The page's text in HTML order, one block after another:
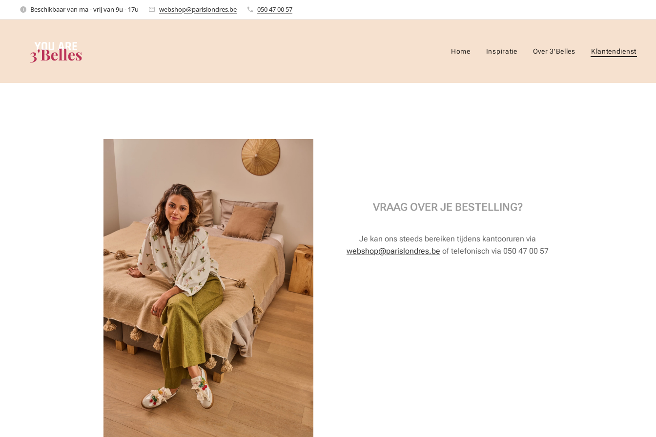
Beschikbaar van ma - vrij van 9u - 17u webshop@parislondres.be 050 47 00 57
Home Inspiratie Over 3'Belles Klantendienst
VRAAG OVER JE BESTELLING?
Je kan ons steeds bereiken tijdens kantooruren via
webshop@parislondres.be of telefonisch via 050 47 00 57